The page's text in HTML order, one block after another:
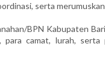
serta
BPN Kabupaten
para camat, lurah,